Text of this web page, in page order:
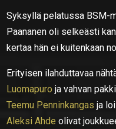
Syksyllä pelatussa BSM-
Paananen oli selkeästi
kertaa hän ei kuitenkaan
Erityisen ilahduttavaa
Luomapuro ja vahvan
Teemu Penninkangas ja
Aleksi Ahde olivat